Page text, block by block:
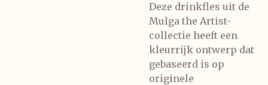
Deze drinkfles uit de
Mulga the Artist-
collectie heeft een
kleurrijk ontwerp dat
gebaseerd is op
originele